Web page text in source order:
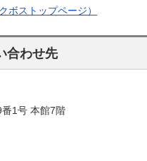
ボストップページ）
合わせ先
1号 本館7階